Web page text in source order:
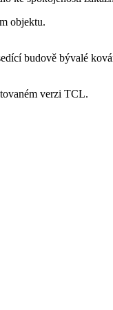
objektu.
budově bývalé
verzi TCL.